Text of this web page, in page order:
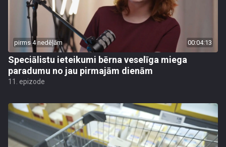
pirms 4 nedēļām 00:04:13
Speciālistu ieteikumi bērna veselīga miega
paradumu no jau pirmajām dienām
11. epizode